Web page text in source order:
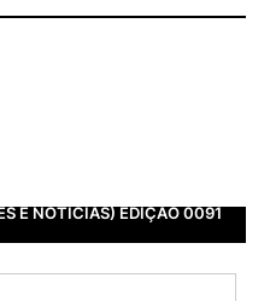
E NOTÍCIAS) EDIÇÃO 0091